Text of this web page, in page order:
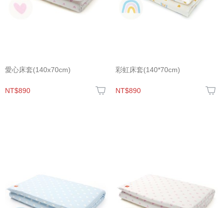
愛心床套(140x70cm)
NT$890
彩虹床套(140*70cm)
NT$890